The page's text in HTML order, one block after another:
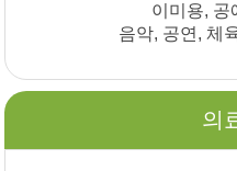
이미용, 공
음악, 공연, 체
의